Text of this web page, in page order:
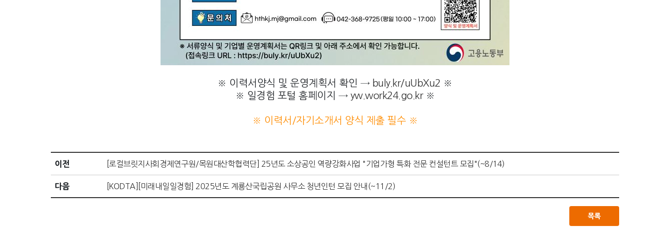
※ 이력서양식 및 운영계획서 확인 → buly.kr/uUbXu2 ※
※ 일경험 포털 홈페이지 → yw.work24.go.kr ※
※ 이력서/자기소개서 양식 제출 필수 ※
이전 [로컬브릿지사회경제연구원/목원대산학협력단] 25년도 소상공인 역량강화사업 "기업가형 특화 전문 컨설턴트 모집"(~8/14)
다음 [KODTA][미래내일일경험] 2025년도 계룡산국립공원 사무소 청년인턴 모집 안내(~11/2)
목록